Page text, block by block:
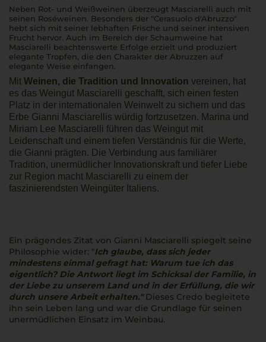
Neben Rot- und Weißweinen überzeugt Masciarelli auch mit
seinen Roséweinen. Besonders der "Cerasuolo d'Abruzzo"
hebt sich mit seiner lebhaften Frische und seiner intensiven
Frucht hervor. Auch im Bereich der Schaumweine hat
Masciarelli beachtenswerte Erfolge erzielt und produziert
elegante Tropfen, die den Charakter der Abruzzen auf
elegante Weise einfangen.
Mit Weinen, die Tradition und Innovation vereinen, hat
es das Weingut Masciarelli geschafft, sich einen festen
Platz in der internationalen Weinwelt zu sichern und das
Erbe Gianni Masciarellis würdig fortzusetzen. Marina und
Miriam Lee Masciarelli führen das Weingut mit
Leidenschaft und einem tiefen Verständnis für die Werte,
die Gianni prägten. Die Verbindung aus familiärer
Tradition, unermüdlicher Innovationskraft und tiefer Liebe
zur Region macht Masciarelli zu einem der
faszinierendsten Weingüter Italiens.
Ein prägendes Zitat von Gianni Masciarelli spiegelt seine
Philosophie wider: "Ich glaube, dass sich jeder
mindestens einmal gefragt hat: Warum tue ich das
eigentlich? Die Antwort liegt im Schicksal der Familie, in
der Liebe zu unserem Land und in der Erfüllung, die wir
durch unsere Arbeit erhalten."Dieses Credo begleitete
ihn sein Leben lang und war die Grundlage für seinen
unermüdlichen Einsatz im Weinbau.